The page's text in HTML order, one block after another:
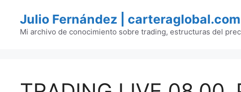
contenido
Julio Fernández | carteraglobal.com
Mi archivo de conocimiento sobre trading, estructuras del